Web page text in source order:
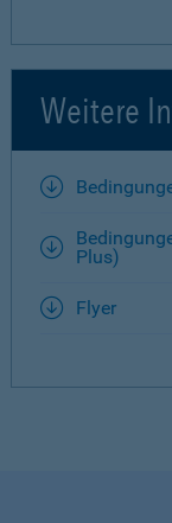
Weitere
Plus)
Flyer